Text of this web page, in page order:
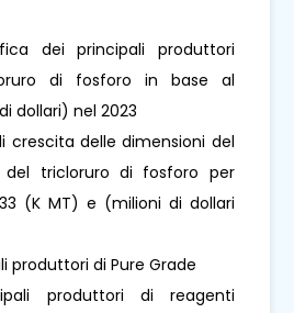
dei principali produttori
di fosforo in base al
dollari) nel 2023
crescita delle dimensioni del
del tricloruro di fosforo per
(K MT) e (milioni di dollari
produttori di Pure Grade
produttori di reagenti